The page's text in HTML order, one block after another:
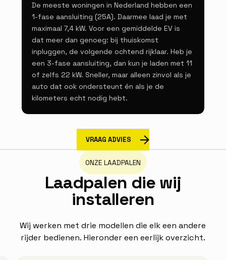
De meeste woningen in Nederland hebben een
1-fase aansluiting (25A). Daarmee laad je met
maximaal 7,4 kW. Voor een gemiddelde EV is
dat meer dan genoeg: bij thuiskomst
inpluggen, de volgende ochtend rijklaar. Heb je
een 3-fase aansluiting, dan kun je laden met 11
of zelfs 22 kW. Sneller, maar alleen zinvol als je
auto dat ook ondersteunt én als je de
kilometers echt nodig hebt.
vraag advies
VRAAG ADVIES
ONZE LAADPALEN
Laadpalen die wij
installeren
Wij werken met drie modellen die elk een andere
rijder bedienen. Hieronder een eerlijk overzicht.